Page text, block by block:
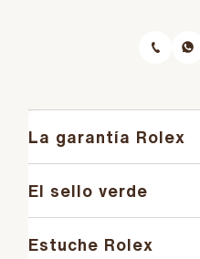
La garantía Rolex
El sello verde
Estuche Rolex